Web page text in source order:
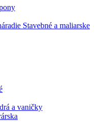
Stavebné a maliarske
a vaničky